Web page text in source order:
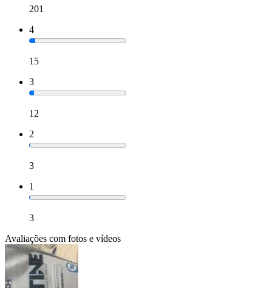
201
4
15
3
12
2
3
1
3
Avaliações com fotos e vídeos